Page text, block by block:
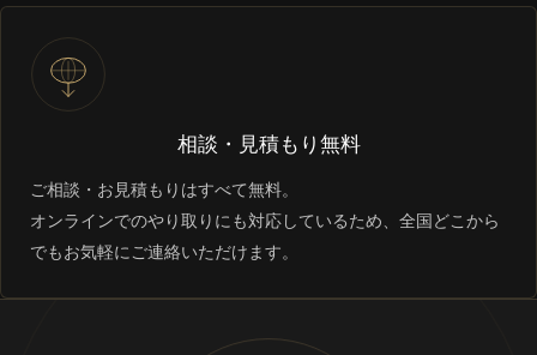
相談・見積もり無料
ご相談・お見積もりはすべて無料。
オンラインでのやり取りにも対応しているため、全国どこから
でもお気軽にご連絡いただけます。